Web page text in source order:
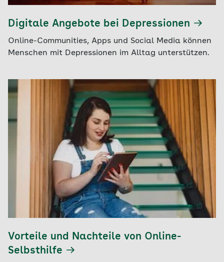
Digitale Angebote bei Depressionen
Online-Communities, Apps und Social Media können
Menschen mit Depressionen im Alltag unterstützen.
Vorteile und Nachteile von Online-
Selbsthilfe